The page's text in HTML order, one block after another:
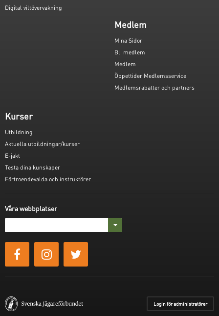
Digital viltövervakning
Medlem
Mina Sidor
Bli medlem
Medlem
Öppettider Medlemsservice
Medlemsrabatter och partners
Kurser
Utbildning
Aktuella utbildningar/kurser
E-jakt
Testa dina kunskaper
Förtroendevalda och instruktörer
Våra webbplatser
Login för administratörer